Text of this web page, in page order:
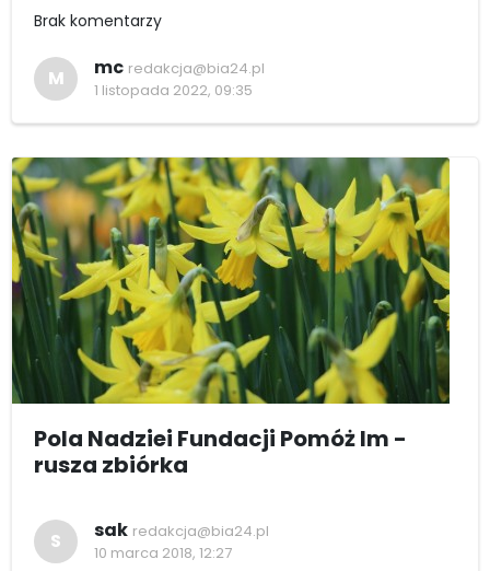
Brak komentarzy
M mc redakcja@bia24.pl
1 listopada 2022, 09:35
Pola Nadziei Fundacji Pomóż Im -
rusza zbiórka
S sak redakcja@bia24.pl
10 marca 2018, 12:27